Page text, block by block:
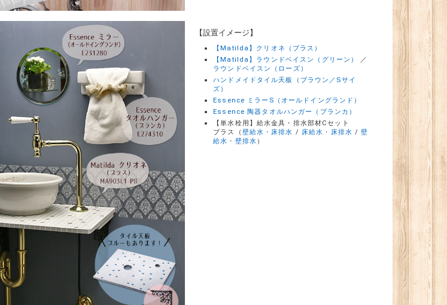
【設置イメージ】
【Matilda】クリオネ（ブラス）
【Matilda】ラウンドベイスン（グリーン）
／
ラウンドベイスン（ローズ）
ハンドメイドタイル天板（ブラウン／Sサイ
ズ）
Essence ミラーS（オールドイングランド）
Essence 陶器タオルハンガー（ブランカ）
【単水栓用】給水金具・排水部材Cセット
ブラス（ 壁給水・床排水 / 床給水・床排水 /壁
給水・壁排水 ）